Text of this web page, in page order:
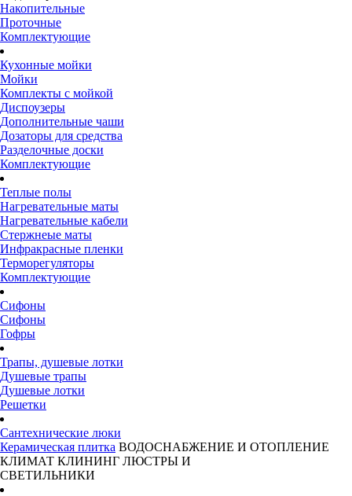
Накопительные
Проточные
Комплектующие
Кухонные мойки
Мойки
Комплекты с мойкой
Диспоузеры
Дополнительные чаши
Дозаторы для средства
Разделочные доски
Комплектующие
Теплые полы
Нагревательные маты
Нагревательные кабели
Стержнеые маты
Инфракрасные пленки
Терморегуляторы
Комплектующие
Сифоны
Сифоны
Гофры
Трапы, душевые лотки
Душевые трапы
Душевые лотки
Решетки
Сантехнические люки
Керамическая плитка ВОДОСНАБЖЕНИЕ И ОТОПЛЕНИЕ
КЛИМАТ КЛИНИНГ ЛЮСТРЫ И
СВЕТИЛЬНИКИ